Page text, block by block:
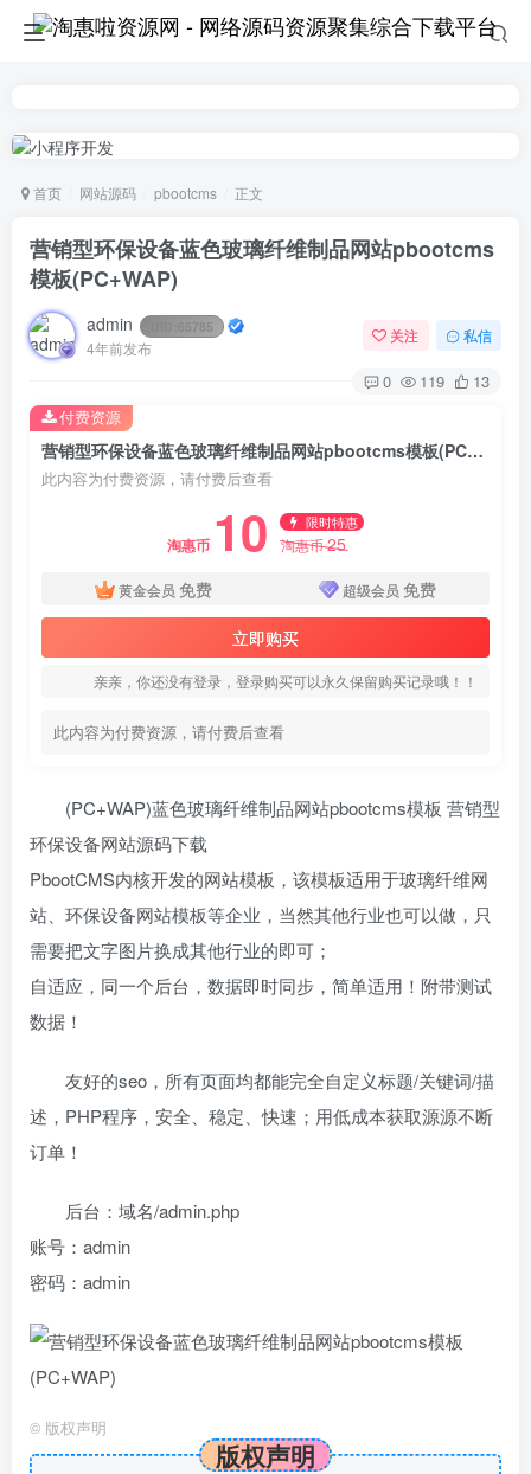
首页 网站源码 pbootcms 正文
营销型环保设备蓝色玻璃纤维制品网站pbootcms
模板(PC+WAP)
admin 65785
4年前发布
关注 私信
0 119 13
营销型环保设备蓝色玻璃纤维制品网站pbootcms模板(PC+WAP)
此内容为付费资源，请付费后查看
淘惠币 10 限时特惠
淘惠币25
黄金会员 免费 超级会员 免费
立即购买
亲亲，你还没有登录，登录购买可以永久保留购买记录哦！！
此内容为付费资源，请付费后查看
付费资源
(PC+WAP)蓝色玻璃纤维制品网站pbootcms模板 营销型
环保设备网站源码下载
PbootCMS内核开发的网站模板，该模板适用于玻璃纤维网
站、环保设备网站模板等企业，当然其他行业也可以做，只
需要把文字图片换成其他行业的即可；
自适应，同一个后台，数据即时同步，简单适用！附带测试
数据！
友好的seo，所有页面均都能完全自定义标题/关键词/描
述，PHP程序，安全、稳定、快速；用低成本获取源源不断
订单！
后台：域名/admin.php
账号：admin
密码：admin
© 版权声明
版权声明